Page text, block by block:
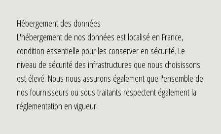
Hébergement des données
L'hébergement de nos données est localisé en France,
condition essentielle pour les conserver en sécurité. Le
niveau de sécurité des infrastructures que nous choisissons
est élevé. Nous nous assurons également que l'ensemble de
nos fournisseurs ou sous traitants respectent également la
réglementation en vigueur.